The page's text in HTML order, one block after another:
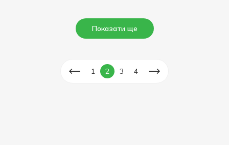
Показати ще
1 2 3 4